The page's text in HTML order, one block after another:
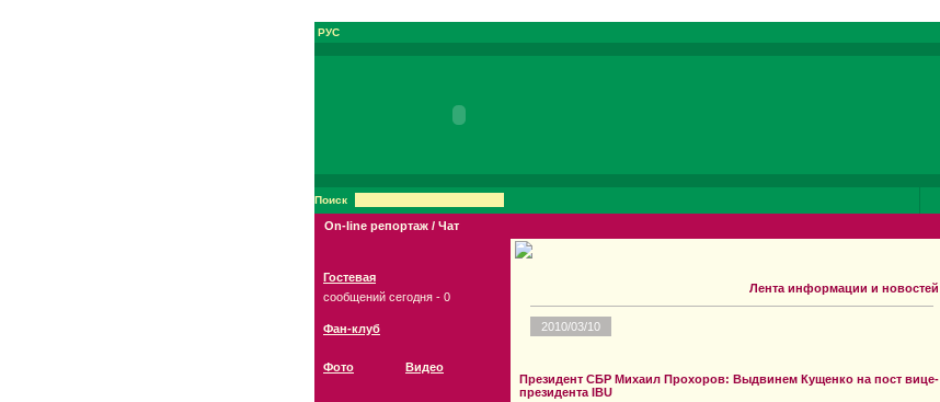
РУС
Поиск
On-line репортаж / Чат
Гостевая
сообщений сегодня - 0
Фан-клуб
Фото Видео
Лента информации и новостей
2010/03/10
Президент СБР Михаил Прохоров: Выдвинем Кущенко на пост вице-
президента IBU